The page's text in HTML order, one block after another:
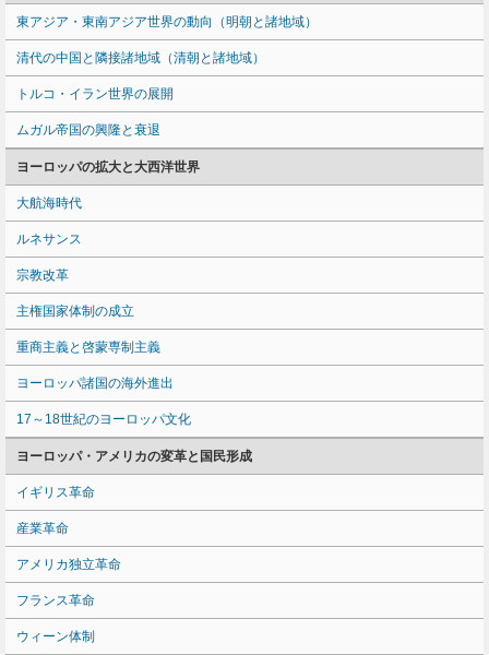
東アジア・東南アジア世界の動向（明朝と諸地域）
清代の中国と隣接諸地域（清朝と諸地域）
トルコ・イラン世界の展開
ムガル帝国の興隆と衰退
ヨーロッパの拡大と大西洋世界
大航海時代
ルネサンス
宗教改革
主権国家体制の成立
重商主義と啓蒙専制主義
ヨーロッパ諸国の海外進出
17～18世紀のヨーロッパ文化
ヨーロッパ・アメリカの変革と国民形成
イギリス革命
産業革命
アメリカ独立革命
フランス革命
ウィーン体制